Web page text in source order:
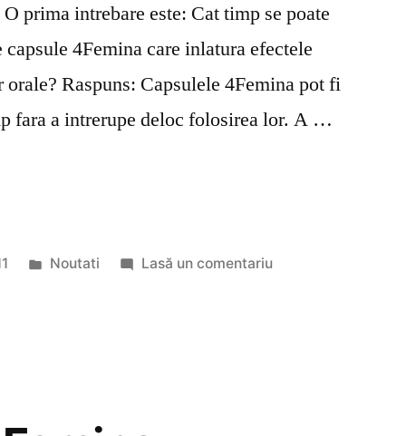
prima intrebare este: Cat timp se poate
4Femina care inlatura efectele
Raspuns: Capsulele 4Femina pot fi
fara a intrerupe deloc folosirea lor. A …
Publicat
Noutati Lasă un comentariula